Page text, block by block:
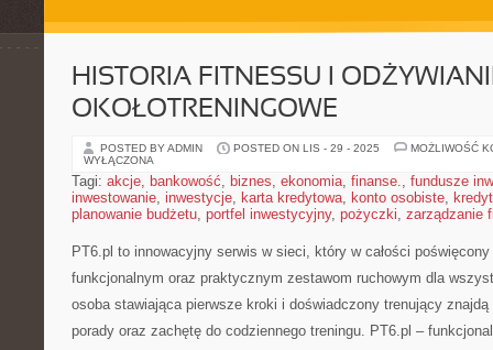
HISTORIA FITNESSU I
OKOŁOTRENINGOWE
POSTED BY ADMIN POSTED ON LIS - 29 - 2025
MOŻLIWOŚĆ
WYŁĄCZONA
Tagi: akcje, bankowość, biznes, ekonomia, finanse., fundusze
inwestowanie, inwestycje, karta kredytowa, konto osobiste,
planowanie budżetu, portfel inwestycyjny, pożyczki, zarządzanie
PT6.pl to innowacyjny serwis w sieci, który w całości
funkcjonalnym oraz praktycznym zestawom ruchowym dla
osoba stawiająca pierwsze kroki i doświadczony trenujący
porady oraz zachętę do codziennego treningu. PT6.pl –